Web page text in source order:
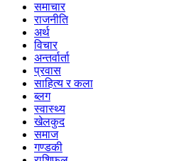
समाचार
राजनीति
अर्थ
विचार
अन्तर्वार्ता
प्रवास
साहित्य र कला
ब्लग
स्वास्थ्य
खेलकुद
समाज
गण्डकी